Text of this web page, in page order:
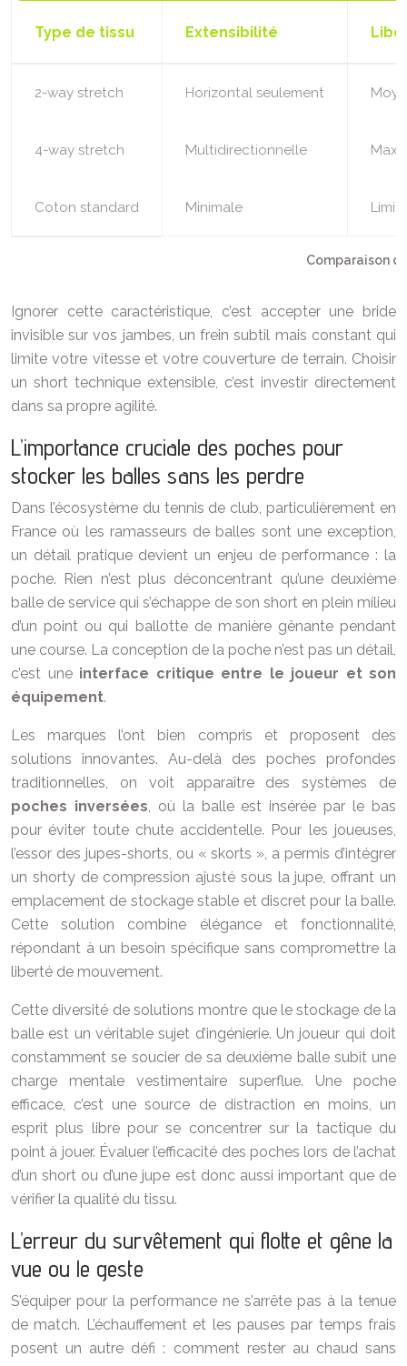
Comparaison
Type de tissu Extensibilité
2-way stretch Horizontal seulement
4-way stretch Multidirectionnelle
Coton standard Minimale
Ignorer cette caractéristique, c’est accepter une bride
invisible sur vos jambes, un frein subtil mais constant qui
limite votre vitesse et votre couverture de terrain. Choisir
un short technique extensible, c’est investir directement
dans sa propre agilité.
L’importance cruciale des poches pour
stocker les balles sans les perdre
Dans l’écosystème du tennis de club, particulièrement en
France où les ramasseurs de balles sont une exception,
un détail pratique devient un enjeu de performance : la
poche. Rien n’est plus déconcentrant qu’une deuxième
balle de service qui s’échappe de son short en plein milieu
d’un point ou qui ballotte de manière gênante pendant
une course. La conception de la poche n’est pas un détail,
c’est une interface critique entre le joueur et son
équipement.
Les marques l’ont bien compris et proposent des
solutions innovantes. Au-delà des poches profondes
traditionnelles, on voit apparaître des systèmes de
poches inversées, où la balle est insérée par le bas
pour éviter toute chute accidentelle. Pour les joueuses,
l’essor des jupes-shorts, ou « skorts », a permis d’intégrer
un shorty de compression ajusté sous la jupe, offrant un
emplacement de stockage stable et discret pour la balle.
Cette solution combine élégance et fonctionnalité,
répondant à un besoin spécifique sans compromettre la
liberté de mouvement.
Cette diversité de solutions montre que le stockage de la
balle est un véritable sujet d’ingénierie. Un joueur qui doit
constamment se soucier de sa deuxième balle subit une
charge mentale vestimentaire superflue. Une poche
efficace, c’est une source de distraction en moins, un
esprit plus libre pour se concentrer sur la tactique du
point à jouer. Évaluer l’efficacité des poches lors de l’achat
d’un short ou d’une jupe est donc aussi important que de
vérifier la qualité du tissu.
L’erreur du survêtement qui flotte et gêne la
vue ou le geste
S’équiper pour la performance ne s’arrête pas à la tenue
de match. L’échauffement et les pauses par temps frais
posent un autre défi : comment rester au chaud sans